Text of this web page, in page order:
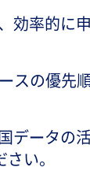
効率的に
スの優先
データの
い。